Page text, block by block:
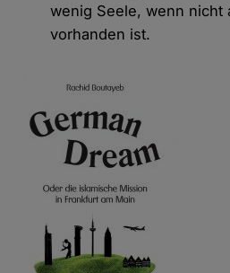
wenig Seele, wenn nicht
vorhanden ist.